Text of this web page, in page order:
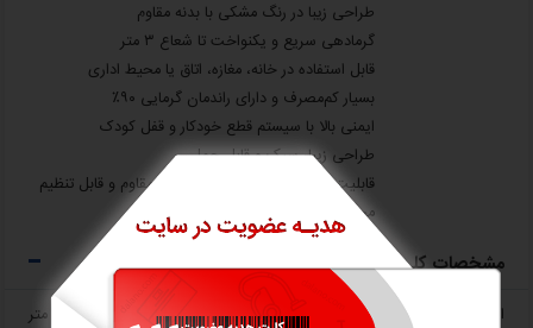
طراحی زیبا در رنگ مشکی با بدنه مقاوم
گرمادهی سریع و یکنواخت تا شعاع ۳ متر
قابل استفاده در خانه، مغازه، اتاق یا محیط اداری
بسیار کم‌مصرف و دارای راندمان گرمایی ۹۰٪
ایمنی بالا با سیستم قطع خودکار و قفل کودک
طراحی زیبا، سبک و قابل حمل
قابلیت استفاده در چند حالت با پایه مقاوم و قابل تنظیم
مجهز به شبکه محافظ
مشخصات کلی
ابعاد L x W x H 43x30x130 سانتی متر